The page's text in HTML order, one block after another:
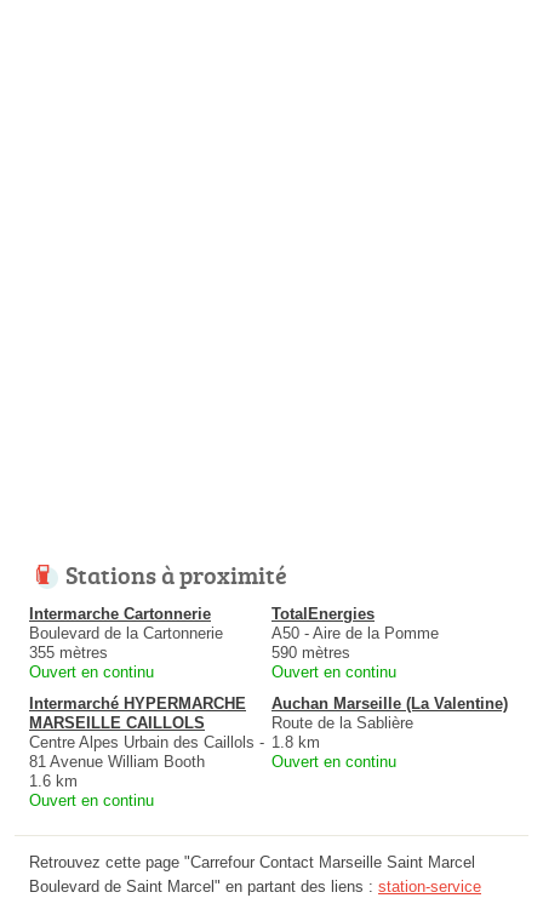
Stations à proximité
Intermarche Cartonnerie
Boulevard de la Cartonnerie
355 mètres
Ouvert en continu
TotalEnergies
A50 - Aire de la Pomme
590 mètres
Ouvert en continu
Intermarché HYPERMARCHE
MARSEILLE CAILLOLS
Centre Alpes Urbain des Caillols -
81 Avenue William Booth
1.6 km
Ouvert en continu
Auchan Marseille (La Valentine)
Route de la Sablière
1.8 km
Ouvert en continu
Retrouvez cette page "Carrefour Contact Marseille Saint Marcel
Boulevard de Saint Marcel" en partant des liens : station-service